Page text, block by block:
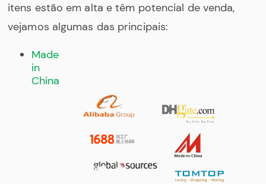
itens estão em alta e têm potencial de venda,
vejamos algumas das principais:
Made
in
China